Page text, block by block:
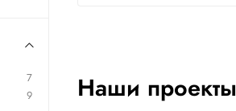
Наши проекты
7
9